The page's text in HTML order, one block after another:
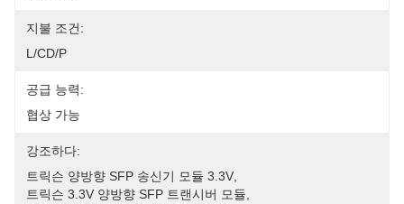
지불 조건:
L/CD/P
공급 능력:
협상 가능
강조하다:
트릭슨 양방향 SFP 송신기 모듈 3.3V
트릭슨 3.3V 양방향 SFP 트랜시버 모듈